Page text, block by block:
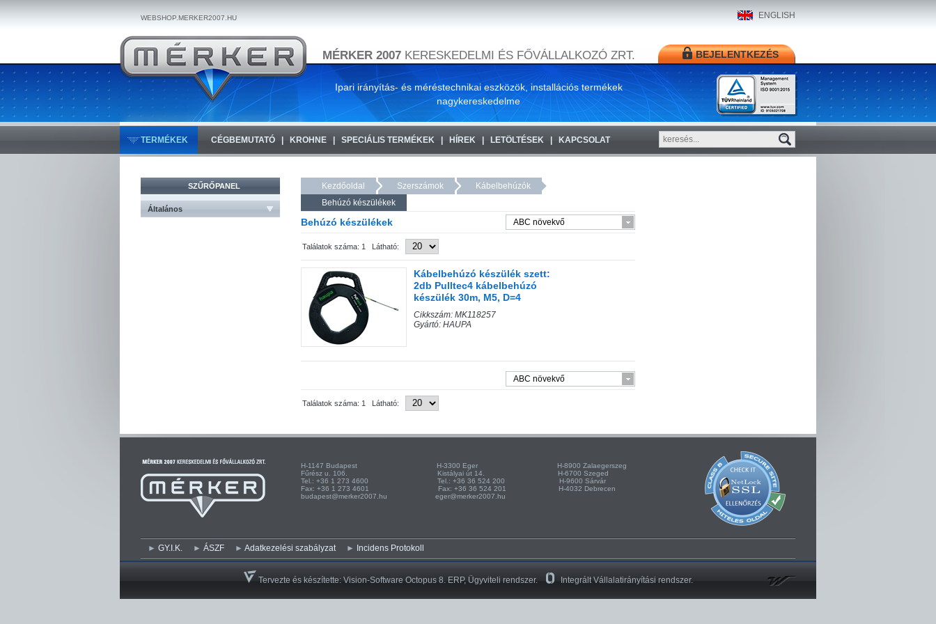
WEBSHOP.MERKER2007.HU
MÉRKER 2007KERESKEDELMI ÉS FŐVÁLLALKOZÓ ZRT.
Ipari irányítás- és méréstechnikai eszközök, installációs termékek
nagykereskedelme
ENGLISH
BEJELENTKEZÉS
TERMÉKEK CÉGBEMUTATÓ KROHNE SPECIÁLIS TERMÉKEK HÍREK LETÖLTÉSEK KAPCSOLAT
Kezdőoldal Szerszámok
Kábelbehúzók
Behúzó készülékek
Behúzó készülékek
Találatok száma: 1 Látható:
Kábelbehúzó készülék szett:
2db Pulltec4 kábelbehúzó
készülék 30m, M5, D=4
Cikkszám: MK118257
Gyártó: HAUPA
Találatok száma: 1 Látható:
SZŰRŐPANEL
Általános
H-1147 Budapest H-3300 Eger H-8900 Zalaegerszeg
Fűrész u. 106. Kistályai út 14. H-6700 Szeged
Tel.: +36 1 273 4600 Tel.: +36 36 524 200 H-9600 Sárvár
Fax: +36 1 273 4601 Fax: +36 36 524 201 H-4032 Debrecen
budapest@merker2007.hu eger@merker2007.hu
GY.I.K. ÁSZF Adatkezelési szabályzat Incidens Protokoll
Tervezte és készítette: Vision-Software Octopus 8. ERP, Ügyviteli rendszer. Integrált Vállalatirányítási rendszer.